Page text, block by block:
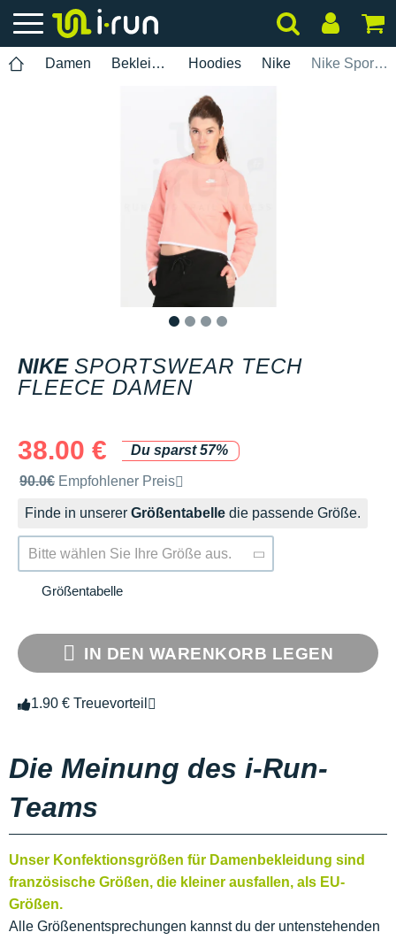
Damen Bekleidung Hoodies Nike Nike Sportswear Tech Fleece Damen
NIKE SPORTSWEAR TECH
FLEECE DAMEN
38.00 €
Du sparst 57%
Unverbindliche Preisempfehlung der Marke
90.0€ Empfohlener Preis
Finde in unserer Größentabelle die passende Größe.
Bitte wählen Sie Ihre Größe aus.
Größentabelle
IN DEN WARENKORB LEGEN
1.90 € Treuevorteil
Die Meinung des i-Run-
Teams
Unser Konfektionsgrößen für Damenbekleidung sind
französische Größen, die kleiner ausfallen, als EU-
Größen.
Alle Größenentsprechungen kannst du der untenstehenden